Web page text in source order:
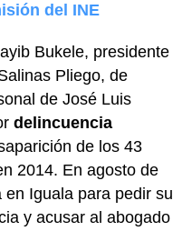
del INE
Bukele, presidente
Pliego, de
de José Luis
delincuencia
de los 43
2014. En agosto de
Iguala para pedir su
y acusar al abogado